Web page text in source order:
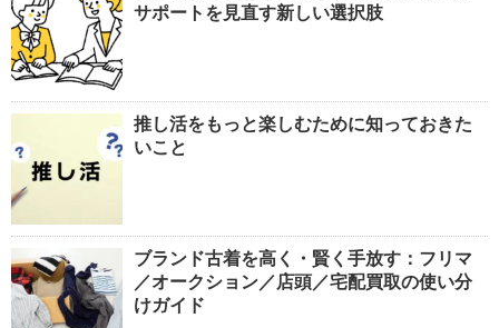
サポートを見直す新しい選択肢
推し活をもっと楽しむために知っておきた
いこと
ブランド古着を高く・賢く手放す：フリマ
／オークション／店頭／宅配買取の使い分
けガイド